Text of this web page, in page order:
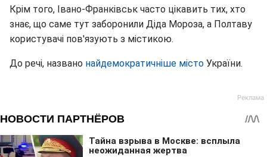
Крім того, Івано-Франківськ часто цікавить тих, хто
знає, що саме тут заборонили Діда Мороза, а Полтаву
користувачі пов'язують з містикою.
До речі, названо найдемократичніше місто України.